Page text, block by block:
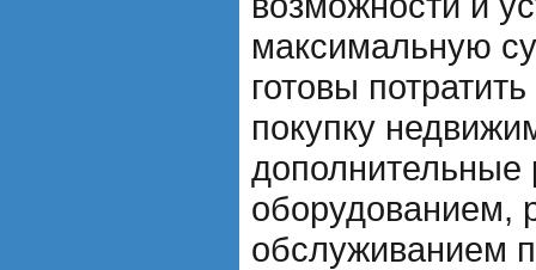
максимальную
готовы
покупку
дополнительные
оборудованием,
обслуживанием